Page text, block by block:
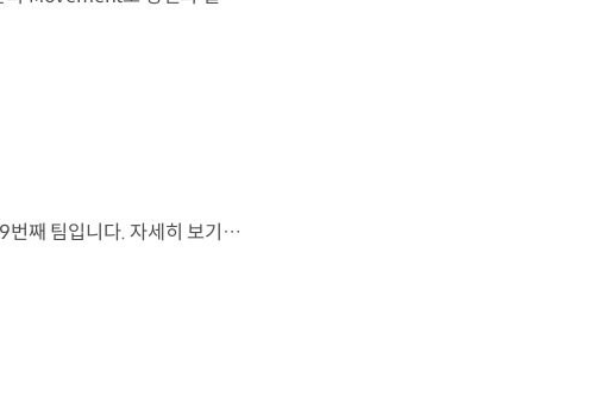
월드컵은 끝나지만, 우리의 여정은 계속됩니다.우리는 영원한 49번째 팀입니다. 자세히 보기 ▶ #Kia #InspirationConnectsUsAll #49thTeam #OMBC #FIFAWorldCup2026 유튜브 쇼츠 보기 >